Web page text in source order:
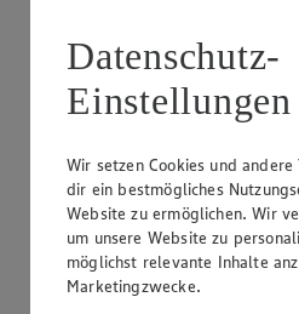
Datenschutz-
Einstellungen
Wir setzen Cookies und
dir ein bestmögliches
Website zu ermöglichen. Wir
um unsere Website zu
möglichst relevante Inhalte
Marketingzwecke.